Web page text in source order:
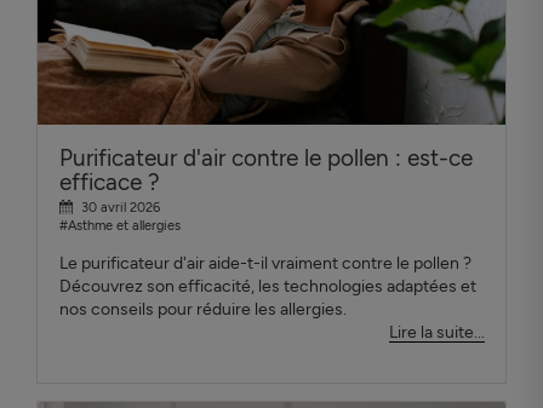
Purificateur d'air contre le pollen : est-ce
efficace ?
30 avril 2026
#Asthme et allergies
Le purificateur d'air aide-t-il vraiment contre le pollen ?
Découvrez son efficacité, les technologies adaptées et
nos conseils pour réduire les allergies.
Lire la suite...